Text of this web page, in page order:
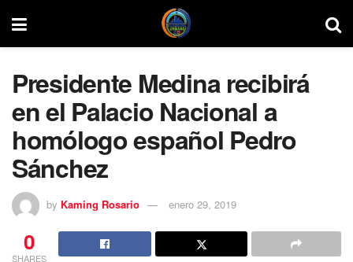
Presidente Medina recibirá
en el Palacio Nacional a
homólogo español Pedro
Sánchez
by Kaming Rosario enero 29, 2019
0
SHARES